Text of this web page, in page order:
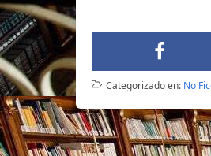
Categorizado en: No